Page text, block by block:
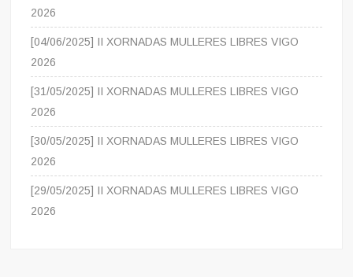
2026
[04/06/2025] II XORNADAS MULLERES LIBRES VIGO
2026
[31/05/2025] II XORNADAS MULLERES LIBRES VIGO
2026
[30/05/2025] II XORNADAS MULLERES LIBRES VIGO
2026
[29/05/2025] II XORNADAS MULLERES LIBRES VIGO
2026